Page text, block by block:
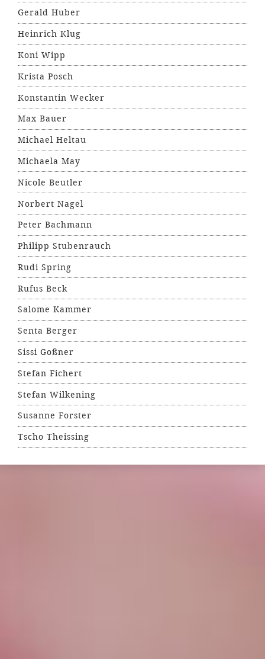
Gerald Huber
Heinrich Klug
Koni Wipp
Krista Posch
Konstantin Wecker
Max Bauer
Michael Heltau
Michaela May
Nicole Beutler
Norbert Nagel
Peter Bachmann
Philipp Stubenrauch
Rudi Spring
Rufus Beck
Salome Kammer
Senta Berger
Sissi Goßner
Stefan Fichert
Stefan Wilkening
Susanne Forster
Tscho Theissing